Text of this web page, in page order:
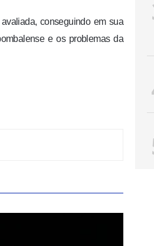
conseguindo em sua
e os problemas da